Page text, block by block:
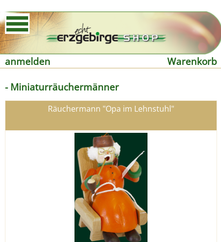
anmelden
Warenkorb
- Miniaturräuchermänner
Räuchermann "Opa im Lehnstuhl"